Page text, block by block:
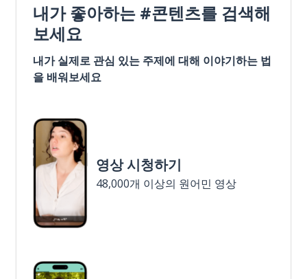
내가 좋아하는 #콘텐츠를 검색해
보세요
내가 실제로 관심 있는 주제에 대해 이야기하는 법
을 배워보세요
영상 시청하기
48,000개 이상의 원어민 영상